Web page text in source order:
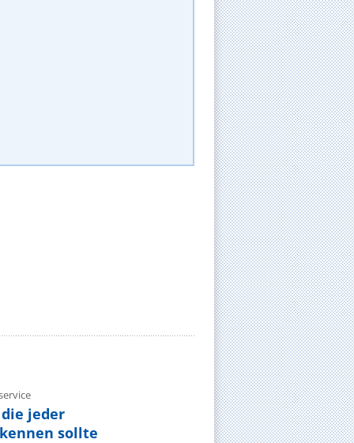
jeder
sollte